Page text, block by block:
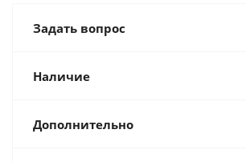
Задать вопрос
Наличие
Дополнительно